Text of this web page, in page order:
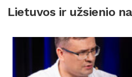
Lietuvos ir užsienio